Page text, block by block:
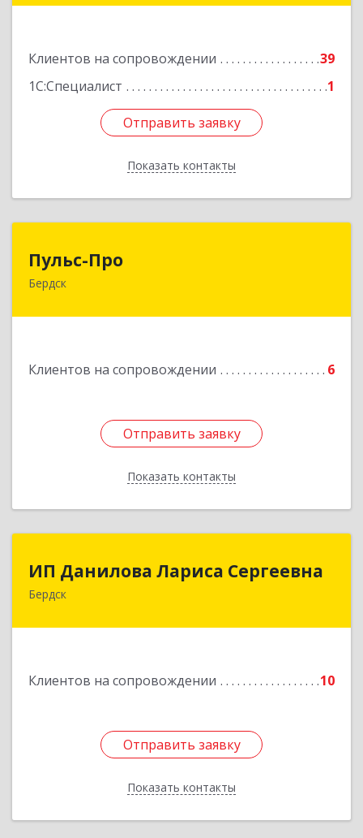
Клиентов на сопровождении
39
1С:Специалист
1
Отправить заявку
Показать контакты
Отправить заявку
Назад
Пульс-Про
Бердск
Клиентов на сопровождении 6
Отправить заявку
Показать контакты
633010, Новосибирская обл, Бердск, Ленина,
Отправить заявку
Назад
ИП Данилова Лариса Сергеевна
Бердск
Клиентов на сопровождении 10
Отправить заявку
Показать контакты
633004, Новосибирская обл, Бердск г, Озерная
Отправить заявку
Назад